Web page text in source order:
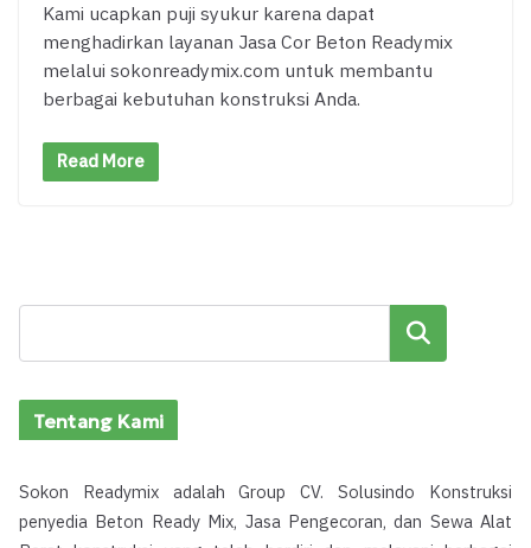
Kami ucapkan puji syukur karena dapat
menghadirkan layanan Jasa Cor Beton Readymix
melalui sokonreadymix.com untuk membantu
berbagai kebutuhan konstruksi Anda.
Read More
Cari
Tentang Kami
Sokon Readymix adalah Group CV. Solusindo Konstruksi
penyedia Beton Ready Mix, Jasa Pengecoran, dan Sewa Alat